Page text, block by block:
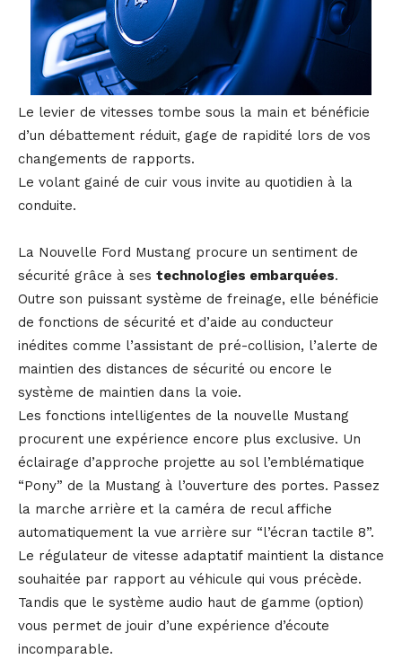
Le levier de vitesses tombe sous la main et bénéficie
d’un débattement réduit, gage de rapidité lors de vos
changements de rapports.
Le volant gainé de cuir vous invite au quotidien à la
conduite.
La Nouvelle Ford Mustang procure un sentiment de
sécurité grâce à ses technologies embarquées.
Outre son puissant système de freinage, elle bénéficie
de fonctions de sécurité et d’aide au conducteur
inédites comme l’assistant de pré-collision, l’alerte de
maintien des distances de sécurité ou encore le
système de maintien dans la voie.
Les fonctions intelligentes de la nouvelle Mustang
procurent une expérience encore plus exclusive. Un
éclairage d’approche projette au sol l’emblématique
“Pony” de la Mustang à l’ouverture des portes. Passez
la marche arrière et la caméra de recul affiche
automatiquement la vue arrière sur “l’écran tactile 8”.
Le régulateur de vitesse adaptatif maintient la distance
souhaitée par rapport au véhicule qui vous précède.
Tandis que le système audio haut de gamme (option)
vous permet de jouir d’une expérience d’écoute
incomparable.